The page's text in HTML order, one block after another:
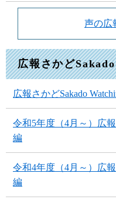
声の広
広報さかど
広報さかどSakado
令和5年度（4月～）広
編
令和4年度（4月～）広
編